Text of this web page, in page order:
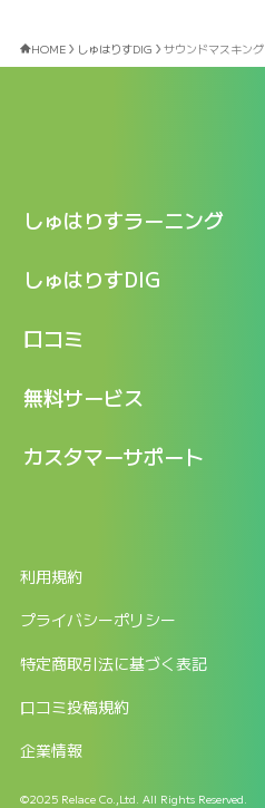
HOME しゅはりすDIG サウンドマスキング
しゅはりすラーニング
特長
料金
新着情報
ログイン
しゅはりすDIG
記事一覧
口コミ
口コミ一覧
無料サービス
LINEで『Iパス ならし学習』
カスタマーサポート
返金申請フォーム
利用規約
プライバシーポリシー
特定商取引法に基づく表記
口コミ投稿規約
企業情報
©2025 Relace Co.,Ltd. All Rights Reserved.